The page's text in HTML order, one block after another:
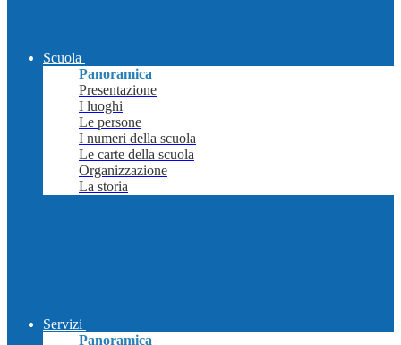
Scuola
Panoramica
Presentazione
I luoghi
Le persone
I numeri della scuola
Le carte della scuola
Organizzazione
La storia
Servizi
Panoramica